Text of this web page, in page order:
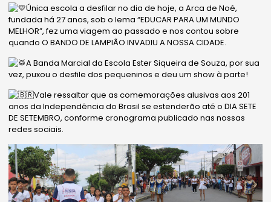
Única escola a desfilar no dia de hoje, a Arca de Noé,
fundada há 27 anos, sob o lema “EDUCAR PARA UM MUNDO
MELHOR”, fez uma viagem ao passado e nos contou sobre
quando O BANDO DE LAMPIÃO INVADIU A NOSSA CIDADE.
A Banda Marcial da Escola Ester Siqueira de Souza, por sua
vez, puxou odesfile dos pequeninos e deu um show à parte!
Vale ressaltar que as comemorações alusivas aos 201
anos da Independência do Brasil se estenderão até o DIA SETE
DE SETEMBRO, conforme cronograma publicado nas nossas
redes sociais.